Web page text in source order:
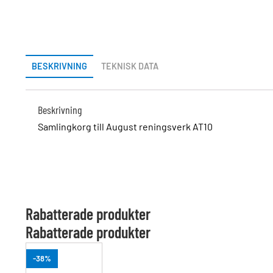
BESKRIVNING TEKNISK DATA
Beskrivning
Samlingkorg till August reningsverk AT10
Rabatterade produkter
Rabatterade produkter
-38%